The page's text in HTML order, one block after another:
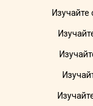
Изучайте